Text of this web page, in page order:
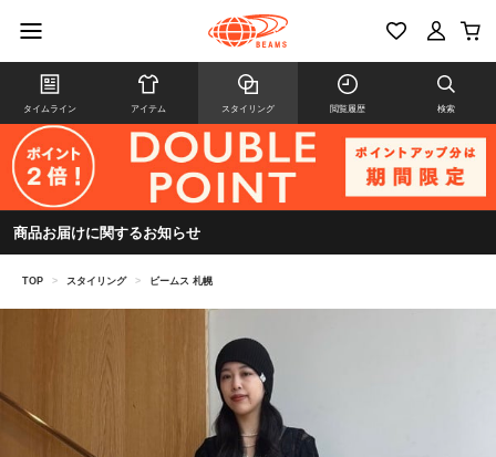
タイムライン アイテム スタイリング 閲覧履歴 検索
商品お届けに関するお知らせ
TOP > スタイリング > ビームス 札幌